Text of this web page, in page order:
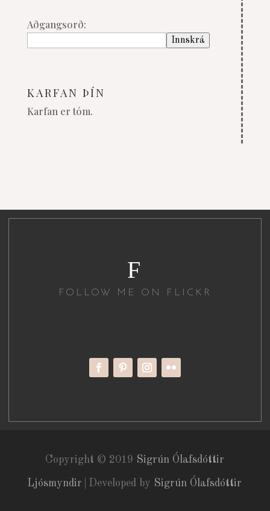
Aðgangsorð:
KARFAN ÞÍN
Karfan er tóm.
F
FOLLOW ME ON FLICKR
Copyright © 2019 Sigrún Ólafsdóttir
Ljósmyndir Developed by Sigrún Ólafsdóttir